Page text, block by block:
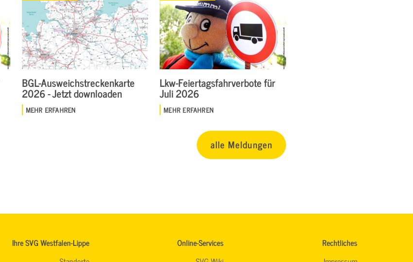
BGL-Ausweichstreckenkarte
2026 - Jetzt downloaden
MEHR ERFAHREN
Lkw-Feiertagsfahrverbote für
Juli 2026
MEHR ERFAHREN
alle Meldungen
Ihre SVG Westfalen-Lippe
Online-Services
Rechtliches